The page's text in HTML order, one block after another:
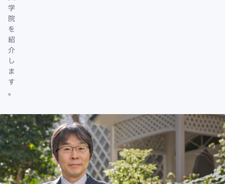
学
院
を
紹
介
し
ま
す
。